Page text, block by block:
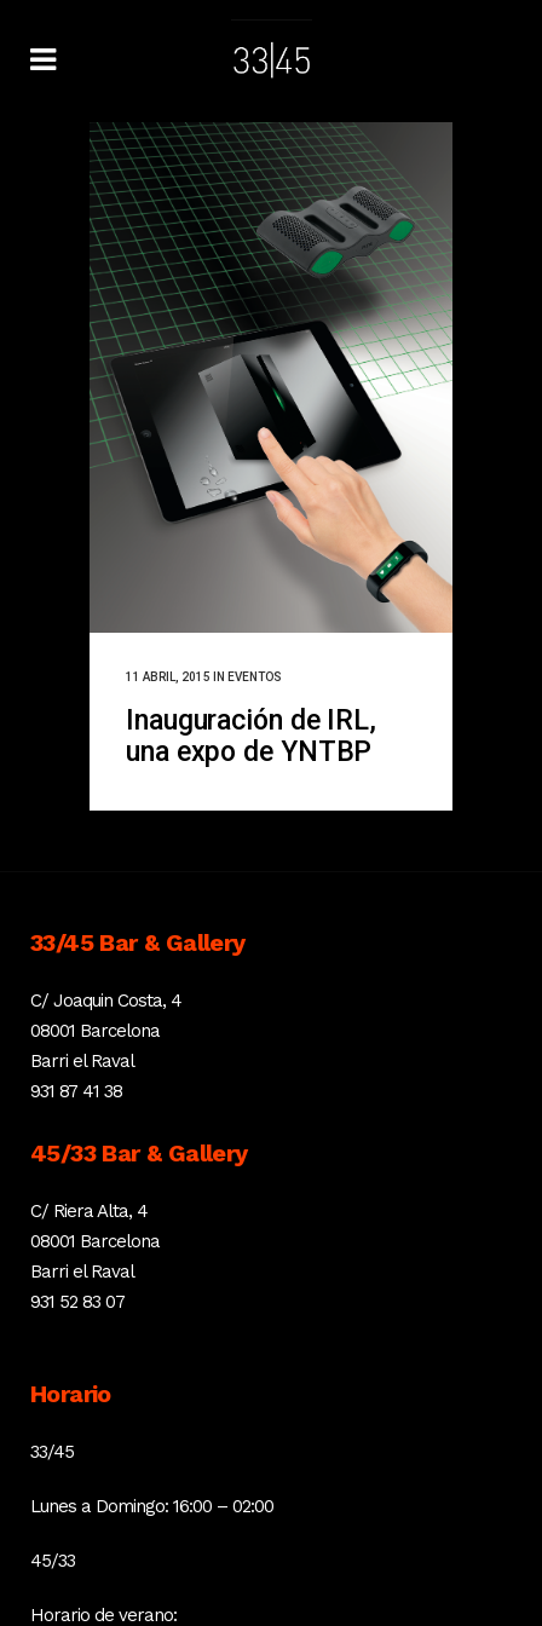
11 ABRIL, 2015 IN EVENTOS
Inauguración de IRL,
una expo de YNTBP
33/45 Bar & Gallery
C/ Joaquin Costa, 4
08001 Barcelona
Barri el Raval
931 87 41 38
45/33 Bar & Gallery
C/ Riera Alta, 4
08001 Barcelona
Barri el Raval
931 52 83 07
Horario
33/45
Lunes a Domingo: 16:00 – 02:00
45/33
Horario de verano: